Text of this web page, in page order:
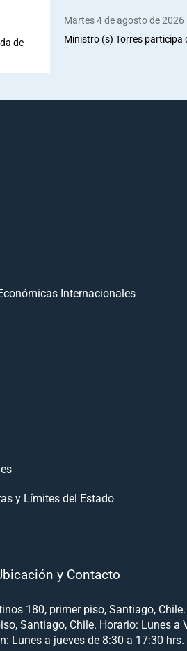
de
Martes 4 de agosto de 2026
Ministro (s) Torres participa
Internacionales
y Límites del Estado
y Contacto
180, primer piso, Santiago, Chile.
Santiago, Chile. Horario: Lunes a
Lunes a jueves de 8:30 a 17:30